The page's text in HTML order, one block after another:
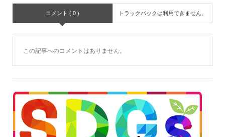
コメント ( 0 ) トラックバックは利用できません。
この記事へのコメントはありません。